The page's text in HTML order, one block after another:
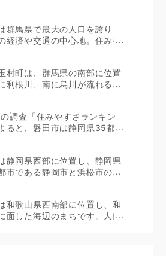
群馬県で最大の人口を誇り、
経済や交通の中心地。住みや
村町は、群馬県の南部に位置
利根川、南に烏川が流れる...
調査「住みやすさランキン
ると、磐田市は静岡県35都市
静岡県西部に位置し、静岡県
市である静岡市と浜松市の...
和歌山県西南部に位置し、和
面した海辺のまちです。人口